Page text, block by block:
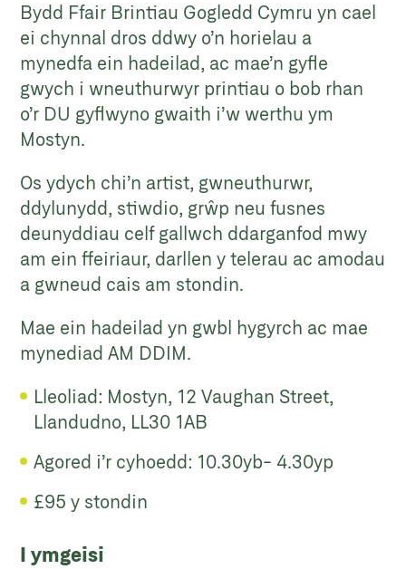
Bydd Ffair Brintiau Gogledd Cymru yn cael
ei chynnal dros ddwy o’n horielau a
mynedfa ein hadeilad, ac mae’n gyfle
gwych i wneuthurwyr printiau o bob rhan
o’r DU gyflwyno gwaith i’w werthu ym
Mostyn.
Os ydych chi’n artist, gwneuthurwr,
ddylunydd, stiwdio, grŵp neu fusnes
deunyddiau celf gallwch ddarganfod mwy
am ein ffeiriaur, darllen y telerau ac amodau
a gwneud cais am stondin.
Mae ein hadeilad yn gwbl hygyrch ac mae
mynediad AM DDIM.
Lleoliad: Mostyn, 12 Vaughan Street,
Llandudno, LL30 1AB
Agored i’r cyhoedd: 10.30yb- 4.30yp
£95 y stondin
I ymgeisi